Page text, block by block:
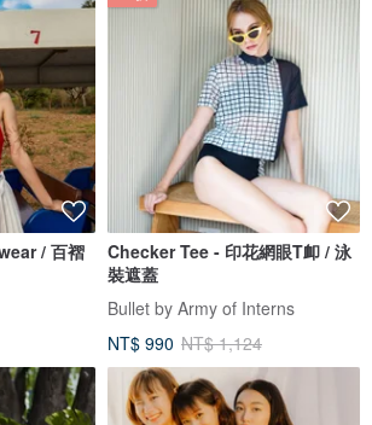
/ 百褶
Checker Tee - 印花網眼T卹 / 泳
裝遮蓋
Bullet by Army of Interns
NT$ 990 NT$ 1,124